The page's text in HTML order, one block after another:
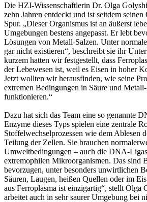
Die HZI-Wissenschaftlerin Dr. Olga
zehn Jahren entdeckt und ist seitdem
Spur. „Dieser Organismus ist an äußerst
Umgebungen bestens angepasst. Er lebt
Lösungen von Metall-Salzen. Unter
gar nicht existieren“, beschreibt sie ihr
kurzem hatten wir festgestellt, dass
der Lebewesen ist, weil es Eisen in hoher
Jetzt wollten wir herausfinden, wie seine
extremen Bedingungen in Säure und
funktionieren.“
Dazu hat sich das Team eine so genannte
Enzyme dieses Typs spielen eine zentrale
Stoffelwechselprozessen wie dem Ablesen
Teilung der Zellen. Sie brauchen
Umweltbedingungen – auch die DNA-
extremophilen Mikroorganismen. Das sind
bevorzugen, unter besonders unwirtlichen
Säuren, Laugen, heißen Quellen oder im
aus Ferroplasma ist einzigartig“, stellt Olga
arbeitet auch in sehr saurer Umgebung bei